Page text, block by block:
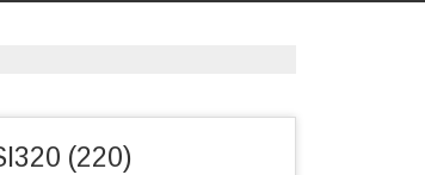
(220)